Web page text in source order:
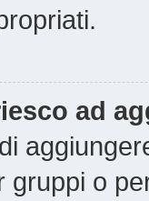
ad
gruppi o